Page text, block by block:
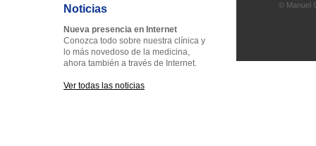
Noticias
Nueva presencia en Internet
Conozca todo sobre nuestra clínica y
lo más novedoso de la medicina,
ahora también a través de Internet.
Ver todas las noticias
© Manuel